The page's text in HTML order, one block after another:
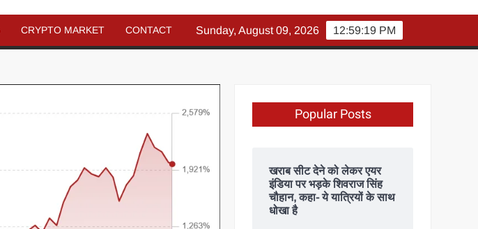
CRYPTO MARKET CONTACT 12:59:20 PM
Sunday, August 09, 2026
Popular Posts
खराब सीट देने को लेकर एयर
इंडिया पर भड़के शिवराज सिंह
चौहान, कहा- ये यात्रियों के साथ
धोखा है